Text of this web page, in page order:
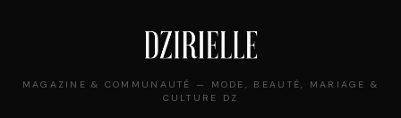
MAGAZINE & COMMUNAUTÉ — MODE, BEAUTÉ, MARIAGE &
CULTURE DZ